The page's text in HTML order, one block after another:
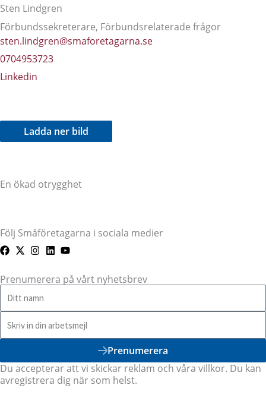
Sten Lindgren
Förbundssekreterare, Förbundsrelaterade frågor
sten.lindgren@smaforetagarna.se
0704953723
Linkedin
Ladda ner bild
En ökad otrygghet
Följ Småföretagarna i sociala medier
Prenumerera på vårt nyhetsbrev
Prenumerera
Du accepterar att vi skickar reklam och våra villkor. Du kan
avregistrera dig när som helst.